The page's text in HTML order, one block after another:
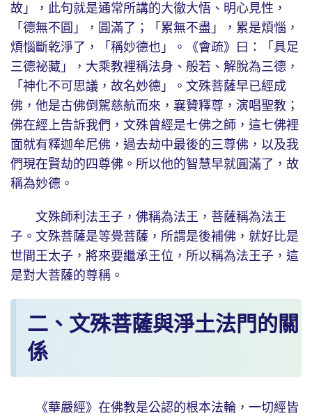
故」，此句就是通常所講的大徹大悟、明心見性，
「德無不圓」，圓滿了；「累無不盡」，累是煩惱，
煩惱斷乾淨了，「稱妙德也」。《會疏》曰：「具足
三德祕藏」，大乘教裡稱法身、般若、解脫為三德，
「神化不可思議，故名妙德」。文殊菩薩早已經成
佛，他是古佛倒駕慈航而來，襄贊釋尊，演唱聖教；
佛在經上告訴我們，文殊曾經是七佛之師，這七佛裡
面就有釋迦牟尼佛，過去劫中最後的三尊佛，以及我
們現在賢劫的四尊佛。所以他的智慧早就圓滿了，故
稱為妙德。
文殊師利法王子，佛稱為法王，菩薩稱為法王
子。文殊菩薩是等覺菩薩，所謂是後補佛，就好比是
世間王太子，將來要繼承王位，所以稱為法王子，這
是對大菩薩的尊稱。
二、文殊菩薩與淨土法門的關
係
《華嚴經》在佛教是公認的根本法輪，一切經皆